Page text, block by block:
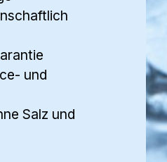
und
Salz und